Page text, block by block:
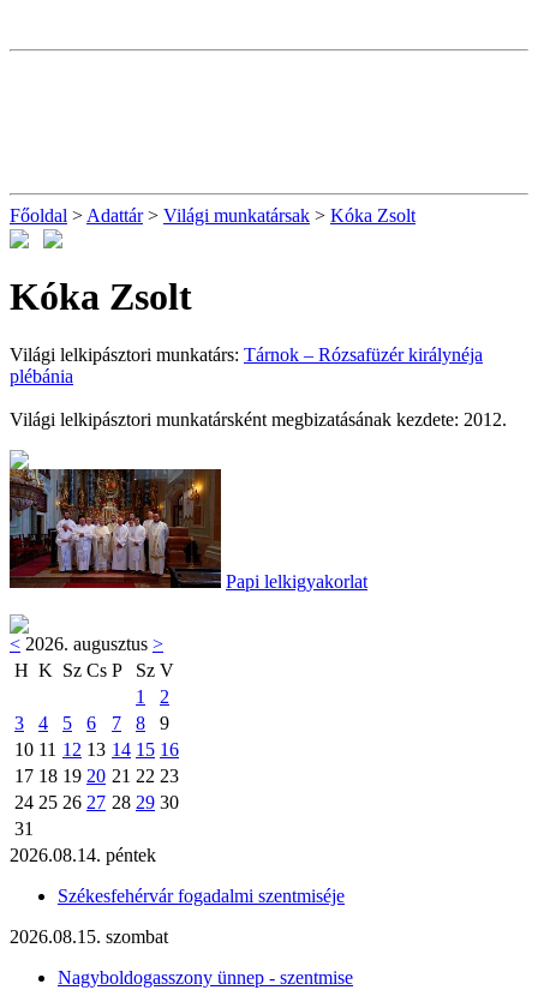
Főoldal > Adattár> Világi munkatársak > Kóka Zsolt
Kóka Zsolt
Világi lelkipásztori munkatárs: Tárnok – Rózsafüzér királynéja
plébánia
Világi lelkipásztori munkatársként megbizatásának kezdete: 2012.
Papi lelkigyakorlat
< 2026. augusztus >
H K Sz Cs P Sz V
1
2
3
4 5 6 7 8
9
10 11 12 13 14 15 16
17 18 19 20 21 22 23
24 25 26 27 28 29 30
31
2026.08.14. péntek
Székesfehérvár fogadalmi szentmiséje
2026.08.15. szombat
Nagyboldogasszony ünnep - szentmise